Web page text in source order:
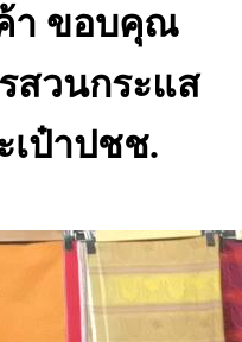
า ขอบคุณ
สวนกระแส
เป๋าปชช.